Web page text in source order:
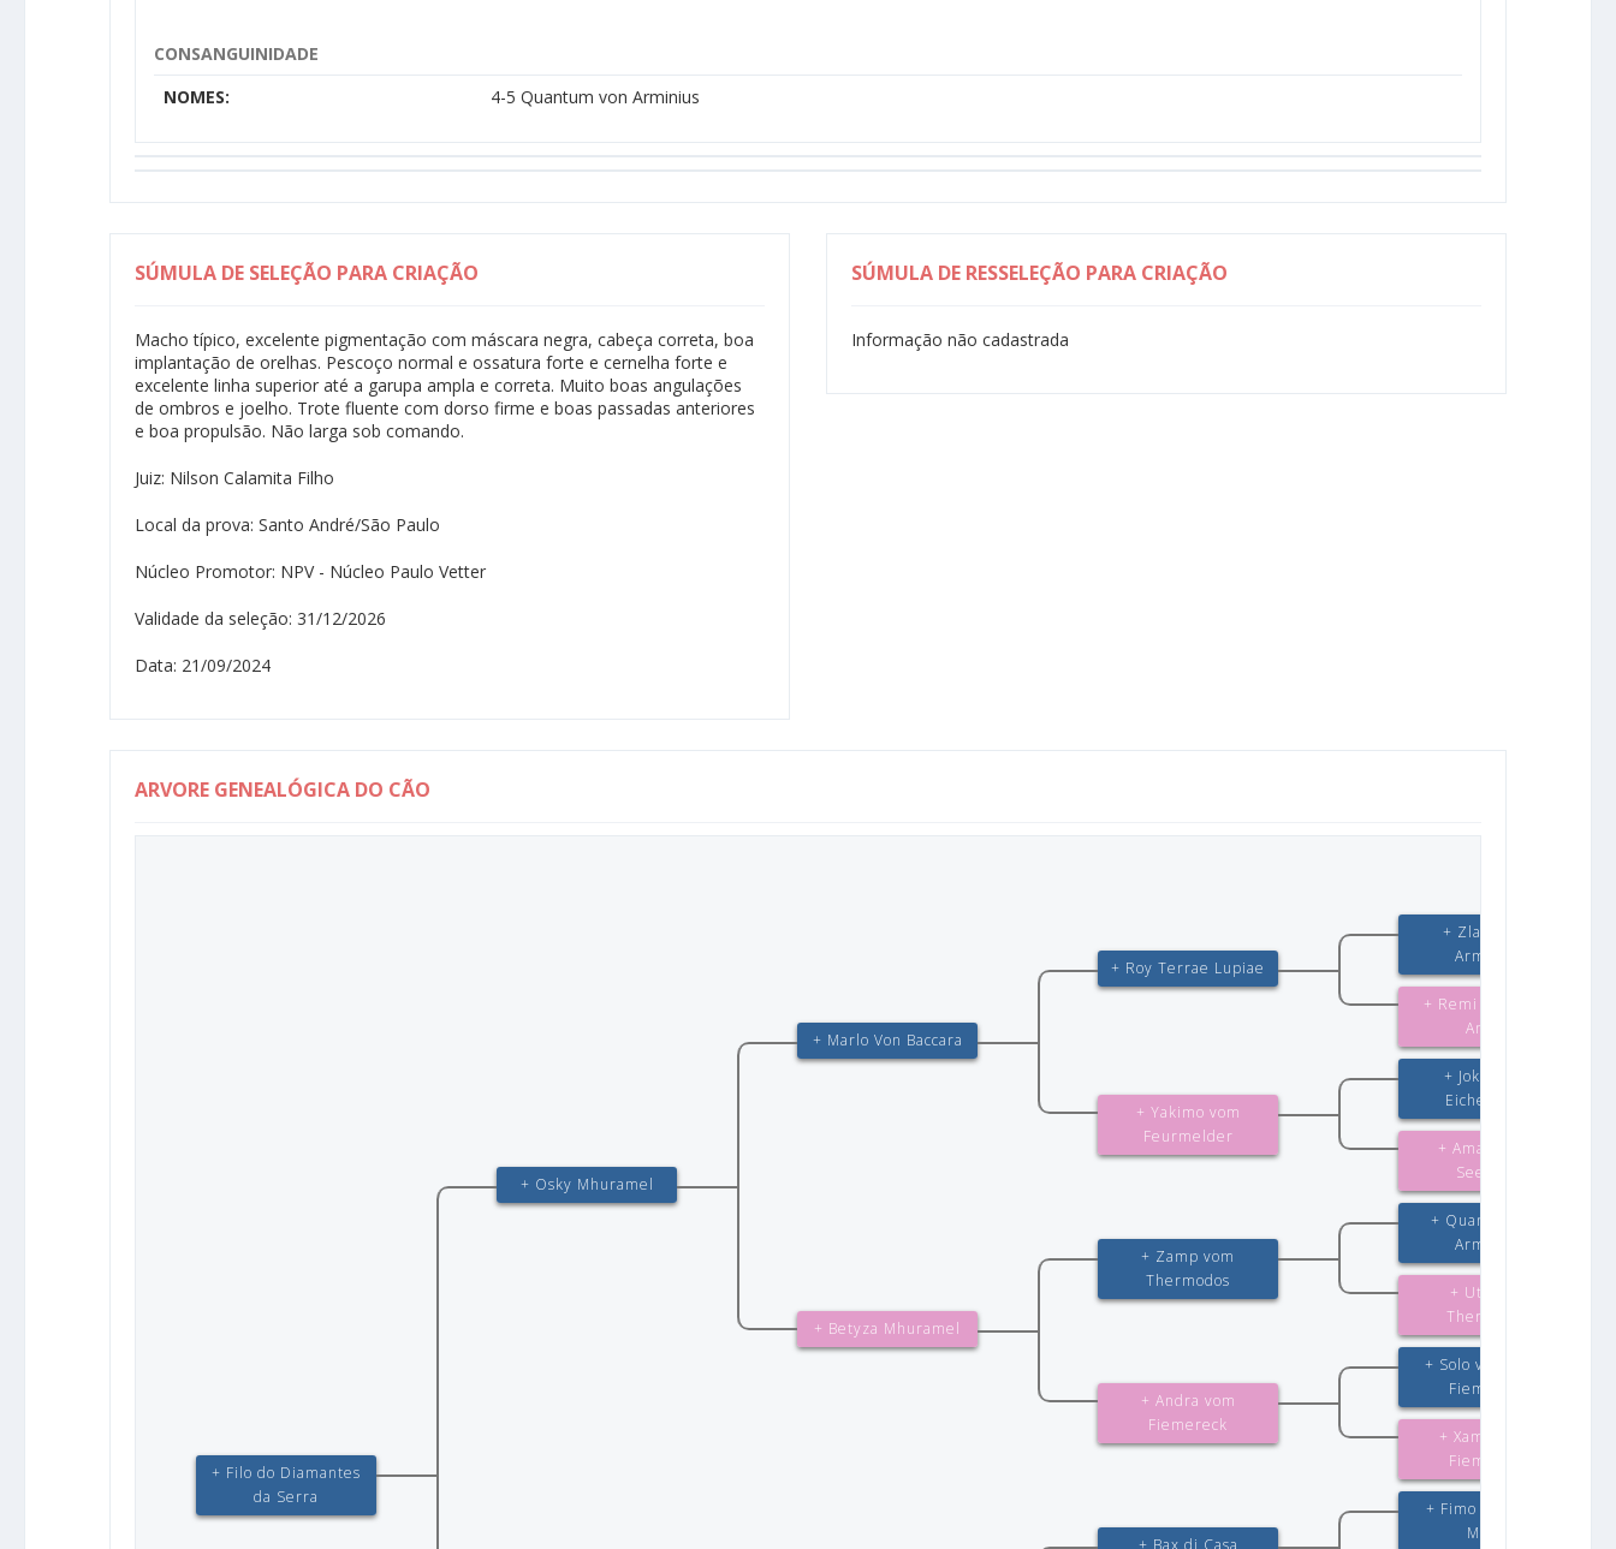
CONSANGUINIDADE
NOMES:
4-5 Quantum von Arminius
SÚMULA DE SELEÇÃO PARA CRIAÇÃO
Macho típico, excelente pigmentação com máscara negra, cabeça correta, boa
implantação de orelhas. Pescoço normal e ossatura forte e cernelha forte e
excelente linha superior até a garupa ampla e correta. Muito boas angulações
de ombros e joelho. Trote fluente com dorso firme e boas passadas anteriores
e boa propulsão. Não larga sob comando.
Juiz: Nilson Calamita Filho
Local da prova: Santo André/São Paulo
Núcleo Promotor: NPV - Núcleo Paulo Vetter
Validade da seleção: 31/12/2026
Data: 21/09/2024
SÚMULA DE RESSELEÇÃO PARA CRIAÇÃO
Informação não cadastrada
ARVORE GENEALÓGICA DO CÃO
+ Filo do Diamantes
da Serra
+ Osky Mhuramel
+ Marlo Von Baccara
+ Roy Terrae Lupiae
+ Zlatko von
Arminius
+ Remi del Rione
Antico
+ Yakimo vom
Feurmelder
+ Joker vom
Eichenplatz
+ Amanda am
Seeteich
+ Betyza Mhuramel
+ Zamp vom
Thermodos
+ Quantum von
Arminius
+ Ute vom
Thermodos
+ Andra vom
Fiemereck
+ Solo vom Team
Fiemereck
+ Xamba vom
Fiemereck
+ Bax di Casa
+ Fimo di Ca´San
Marco